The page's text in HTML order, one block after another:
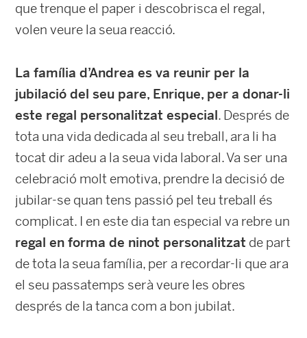
que trenque el paper i descobrisca el regal,
volen veure la seua reacció.
La família d’Andrea es va reunir per la
jubilació del seu pare, Enrique, per a donar-li
este regal personalitzat especial. Després de
tota una vida dedicada al seu treball, ara li ha
tocat dir adeu a la seua vida laboral. Va ser una
celebració molt emotiva, prendre la decisió de
jubilar-se quan tens passió pel teu treball és
complicat. I en este dia tan especial va rebre un
regal en forma de ninot personalitzat de part
de tota la seua família, per a recordar-li que ara
el seu passatemps serà veure les obres
després de la tanca com a bon jubilat.